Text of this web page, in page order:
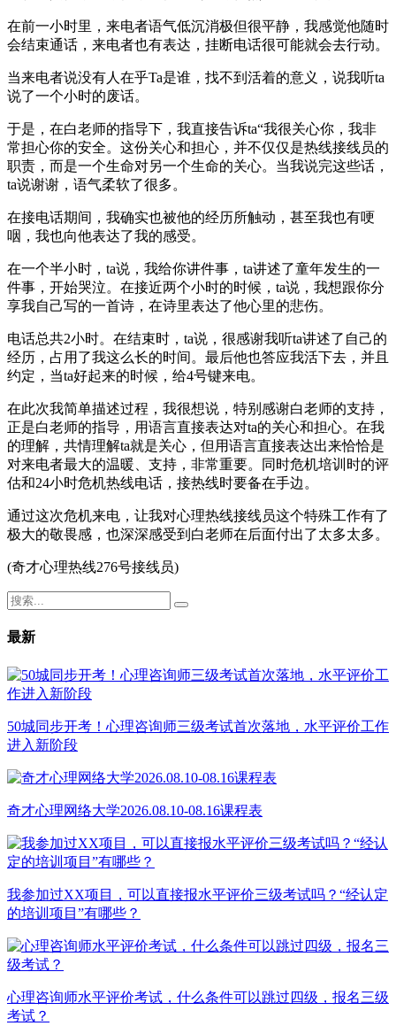
在前一小时里，来电者语气低沉消极但很平静，我感觉他随时
会结束通话，来电者也有表达，挂断电话很可能就会去行动。
当来电者说没有人在乎Ta是谁，找不到活着的意义，说我听ta
说了一个小时的废话。
于是，在白老师的指导下，我直接告诉ta“我很关心你，我非
常担心你的安全。这份关心和担心，并不仅仅是热线接线员的
职责，而是一个生命对另一个生命的关心。当我说完这些话，
ta说谢谢，语气柔软了很多。
在接电话期间，我确实也被他的经历所触动，甚至我也有哽
咽，我也向他表达了我的感受。
在一个半小时，ta说，我给你讲件事，ta讲述了童年发生的一
件事，开始哭泣。在接近两个小时的时候，ta说，我想跟你分
享我自己写的一首诗，在诗里表达了他心里的悲伤。
电话总共2小时。在结束时，ta说，很感谢我听ta讲述了自己的
经历，占用了我这么长的时间。最后他也答应我活下去，并且
约定，当ta好起来的时候，给4号键来电。
在此次我简单描述过程，我很想说，特别感谢白老师的支持，
正是白老师的指导，用语言直接表达对ta的关心和担心。在我
的理解，共情理解ta就是关心，但用语言直接表达出来恰恰是
对来电者最大的温暖、支持，非常重要。同时危机培训时的评
估和24小时危机热线电话，接热线时要备在手边。
通过这次危机来电，让我对心理热线接线员这个特殊工作有了
极大的敬畏感，也深深感受到白老师在后面付出了太多太多。
(奇才心理热线276号接线员)
最新
50城同步开考！心理咨询师三级考试首次落地，水平评价工作
进入新阶段
奇才心理网络大学2026.08.10-08.16课程表
我参加过XX项目，可以直接报水平评价三级考试吗？“经认定
的培训项目”有哪些？
心理咨询师水平评价考试，什么条件可以跳过四级，报名三级
考试？